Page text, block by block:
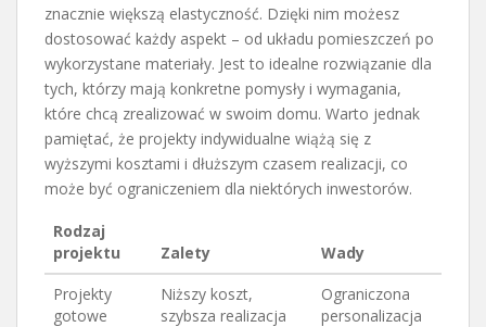
znacznie większą elastyczność. Dzięki nim możesz
dostosować każdy aspekt – od układu pomieszczeń po
wykorzystane materiały. Jest to idealne rozwiązanie dla
tych, którzy mają konkretne pomysły i wymagania,
które chcą zrealizować w swoim domu. Warto jednak
pamiętać, że projekty indywidualne wiążą się z
wyższymi kosztami i dłuższym czasem realizacji, co
może być ograniczeniem dla niektórych inwestorów.
Rodzaj
projektu
Zalety
Wady
Projekty
gotowe
Niższy koszt,
szybsza realizacja
Ograniczona
personalizacja